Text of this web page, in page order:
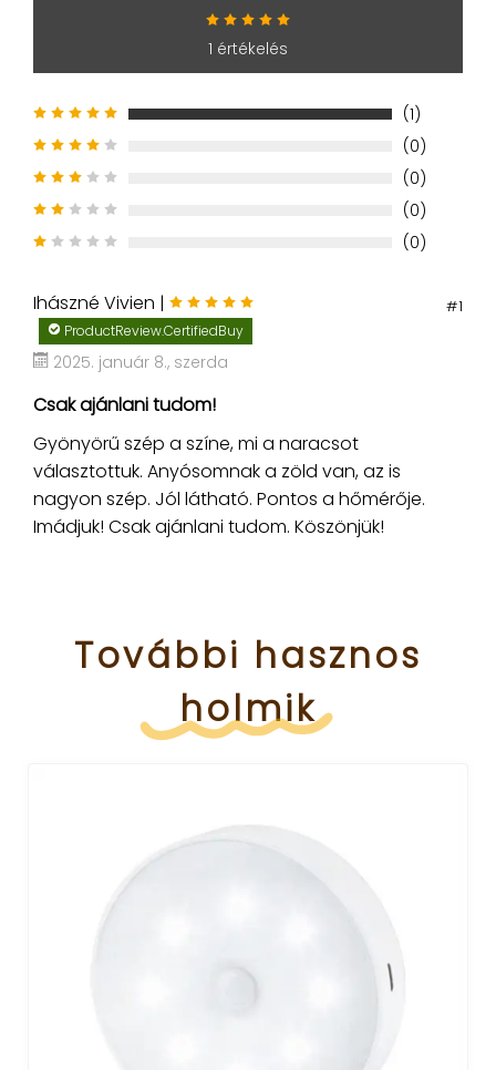
1 értékelés
(1)
(0)
(0)
(0)
(0)
#1
Ihászné Vivien |
ProductReview.CertifiedBuy
2025. január 8., szerda
Csak ajánlani tudom!
Gyönyörű szép a színe, mi a naracsot
választottuk. Anyósomnak a zöld van, az is
nagyon szép. Jól látható. Pontos a hőmérője.
Imádjuk! Csak ajánlani tudom. Köszönjük!
További hasznos
holmik